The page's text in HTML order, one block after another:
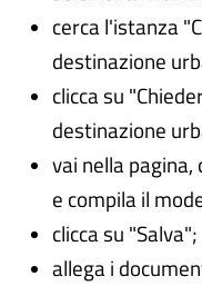
cerca l'istanza
destinazione
clicca su
destinazione
vai nella
e compila il
clicca su "Salva";
allega i